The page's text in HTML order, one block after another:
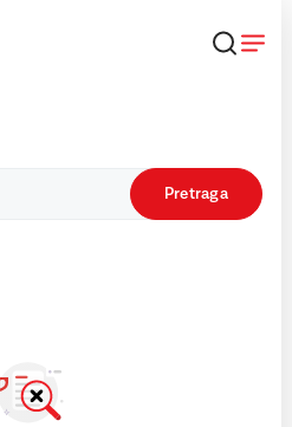
Pretraga